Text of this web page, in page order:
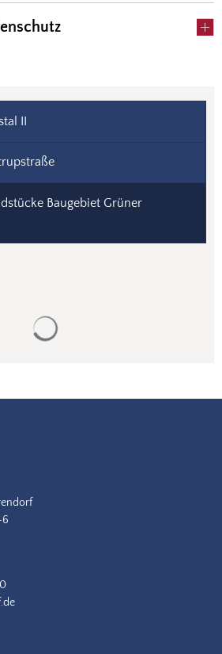
II
Baugebiet Grüner
6